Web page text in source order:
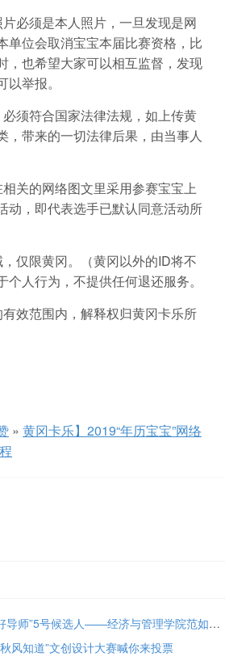
必须是本人照片，一旦发现是网
单位会取消宝宝本届比赛资格，比
，也希望大家可以相互监督，发现
举报。
须符合国家法律法规，如上传黄
，带来的一切法律后果，由当事人
关的网络图文里采用参赛宝宝上
动，即代表选手已默认同意活动所
仅限黄冈。（黄冈以外的ID将不
人行为，不提供任何退还服务。
效范围内，解释权归黄冈卡乐所
» 黄冈卡乐】2019“年历宝宝”网络
投票开始 | “我心目中的好导师”5号候选人——经济与管理学院范如国教授
风知道”文创设计大赛喊你来投票